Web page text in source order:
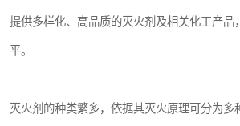
提供多样化、高品质的灭火剂及相关化工产品
平。
灭火剂的种类繁多，依据其灭火原理可分为多